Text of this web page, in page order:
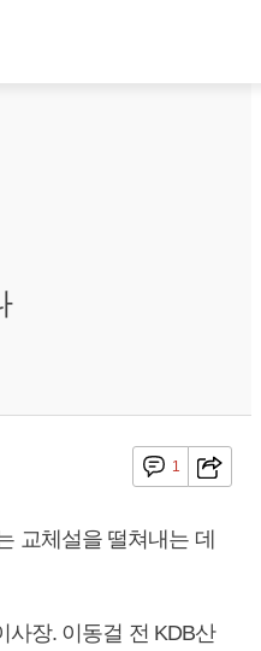
1
교체설을 떨쳐내는 데
사장. 이동걸 전 KDB산